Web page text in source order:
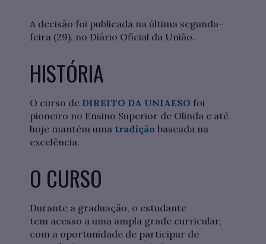
A decisão foi publicada na última segunda-
feira (29), no Diário Oficial da União.
HISTÓRIA
O curso de DIREITO DA UNIAESO foi
pioneiro no Ensino Superior de Olinda e até
hoje mantém uma tradição baseada na
excelência.
O CURSO
Durante a graduação, o estudante
tem acesso a uma ampla grade curricular,
com a oportunidade de participar de